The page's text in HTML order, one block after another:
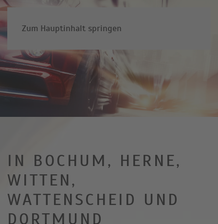
Zum Hauptinhalt springen
IN BOCHUM, HERNE,
WITTEN,
WATTENSCHEID UND
DORTMUND